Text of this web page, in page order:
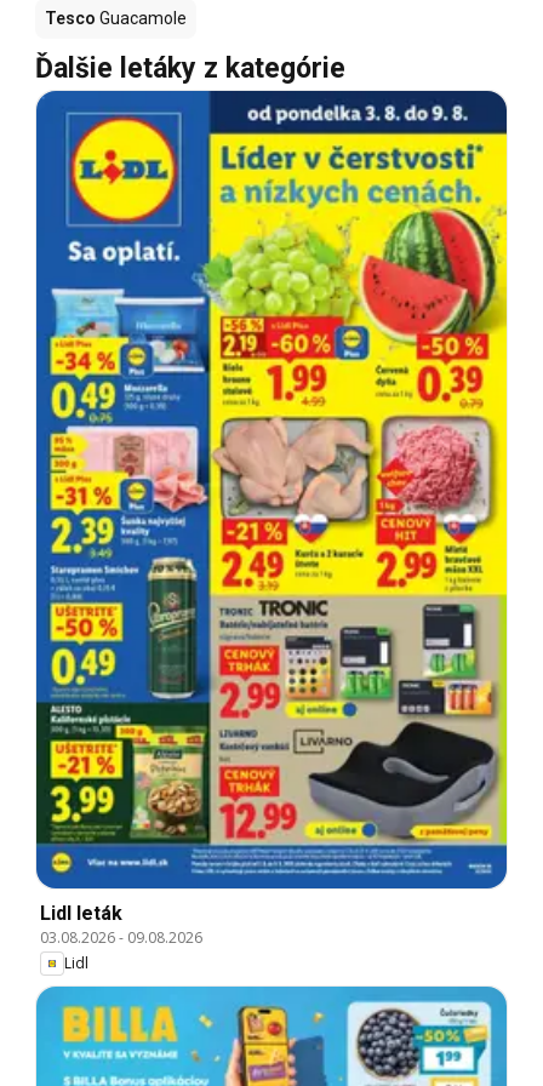
Tesco Guacamole
Ďalšie letáky z kategórie
Lidl leták
03.08.2026- 09.08.2026
Lidl